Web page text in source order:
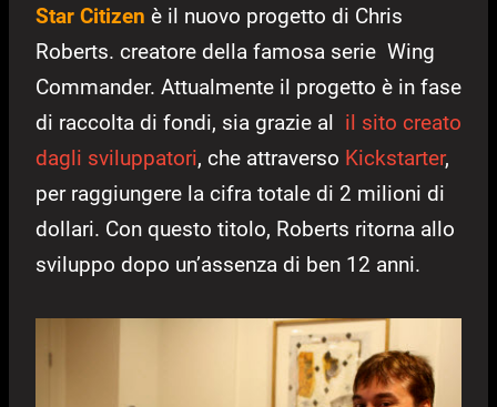
Star Citizen è il nuovo progetto di Chris
Roberts. creatore della famosa serie Wing
Commander. Attualmente il progetto è in fase
di raccolta di fondi, sia grazie al il sito creato
dagli sviluppatori, che attraverso Kickstarter,
per raggiungere la cifra totale di 2 milioni di
dollari. Con questo titolo, Roberts ritorna allo
sviluppo dopo un’assenza di ben 12 anni.